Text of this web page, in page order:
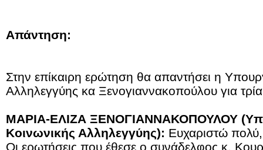
Απάντηση:
Στην επίκαιρη ερώτηση θα απαντήσει η
Αλληλεγγύης κα Ξενογιαννακοπούλου για
ΜΑΡΙΑ-ΕΛΙΖΑ ΞΕΝΟΓΙΑΝΝΑΚΟΠΟΥΛΟΥ
Κοινωνικής Αλληλεγγύης): Ευχαριστώ
Οι ερωτήσεις που έθεσε ο συνάδελφος κ.